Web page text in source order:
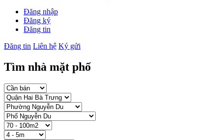
Đăng nhập
Đăng ký
Đăng tin
Đăng tin Liên hệ Ký gửi
Tìm nhà mặt phố